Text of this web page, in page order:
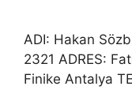
ADI: Hakan
2321 ADRES:
Finike Antalya